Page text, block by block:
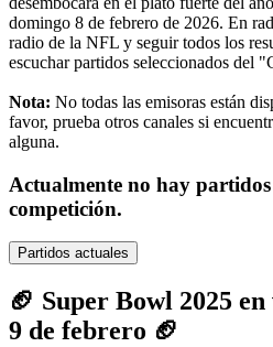
domingo 8 de febrero de 2026. En
radio de la NFL y seguir todos los
escuchar partidos seleccionados del
Nota: No todas las emisoras están
favor, prueba otros canales si
alguna.
Actualmente no hay
competición.
Partidos actuales
🏈 Super Bowl 2025
9 de febrero 🏈